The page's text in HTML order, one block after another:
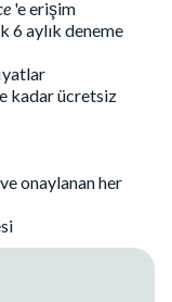
'e erişim
6 aylık deneme
kadar ücretsiz
onaylanan her